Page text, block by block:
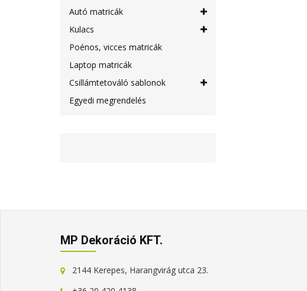
Autó matricák
Kulacs
Poénos, vicces matricák
Laptop matricák
Csillámtetováló sablonok
Egyedi megrendelés
MP Dekoráció KFT.
2144 Kerepes, Harangvirág utca 23.